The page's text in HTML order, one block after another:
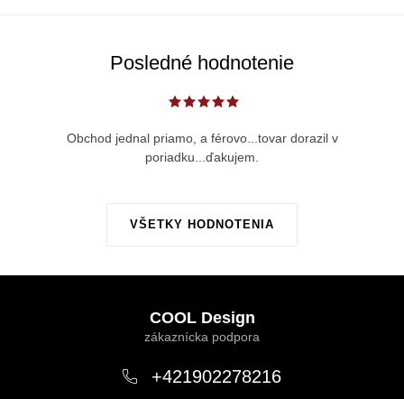
Posledné hodnotenie
VŠETKY HODNOTENIA
Obchod jednal priamo, a férovo...tovar dorazil v
poriadku...ďakujem.
COOL Design
+421902278216